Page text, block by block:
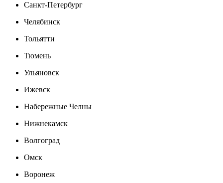
Санкт-Петербург
Челябинск
Тольятти
Тюмень
Ульяновск
Ижевск
Набережные Челны
Нижнекамск
Волгоград
Омск
Воронеж